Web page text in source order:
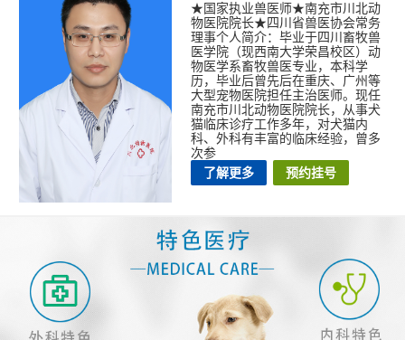
★国家执业兽医师★南充市川北动
物医院院长★四川省兽医协会常务
理事个人简介：毕业于四川畜牧兽
医学院（现西南大学荣昌校区）动
物医学系畜牧兽医专业，本科学
历，毕业后曾先后在重庆、广州等
大型宠物医院担任主治医师。现任
南充市川北动物医院院长，从事犬
猫临床诊疗工作多年，对犬猫内
科、外科有丰富的临床经验，曾多
次参
了解更多
预约挂号